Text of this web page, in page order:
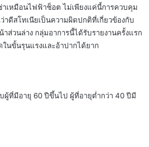
าเหมือนไฟฟ้าช็อต ไม่เพียงแค่นี้การควบคุม
าดีสโทเนียเป็นความผิดปกติที่เกี่ยวข้องกับ
ส่วนล่าง กลุ่มอาการนี้ได้รับรายงานครั้งแรก
นขั้นรุนแรงและอ้าปากได้ยาก
ผู้ที่มีอายุ 60 ปีขึ้นไป ผู้ที่อายุต่ำกว่า 40 ปีมี